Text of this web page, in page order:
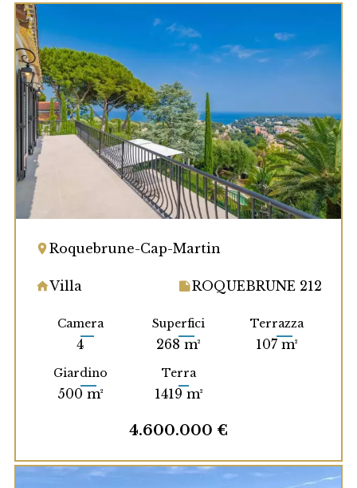
Roquebrune-Cap-Martin
Villa ROQUEBRUNE 212
Camera
4
Superfici
268 m²
Terrazza
107 m²
Giardino
500 m²
Terra
1419 m²
4.600.000 €